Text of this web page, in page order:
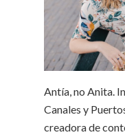
Antía, no Anita.
Canales y
creadora de